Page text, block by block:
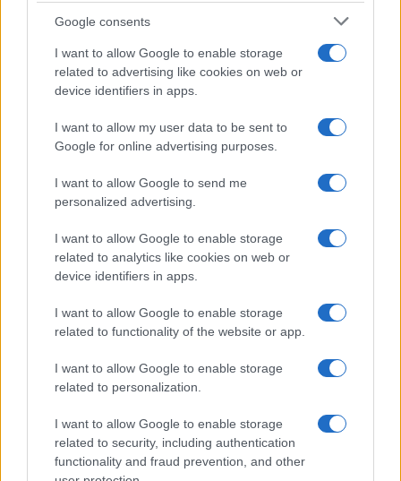
Google consents
I want to allow Google to enable storage
related to advertising like cookies on web or
device identifiers in apps.
I want to allow my user data to be sent to
Google for online advertising purposes.
I want to allow Google to send me
personalized advertising.
I want to allow Google to enable storage
related to analytics like cookies on web or
device identifiers in apps.
I want to allow Google to enable storage
related to functionality of the website or app.
I want to allow Google to enable storage
related to personalization.
I want to allow Google to enable storage
related to security, including authentication
functionality and fraud prevention, and other
appare come una coazione a ripetere che rinnega
Etichette e accuse si sostituiscono al dibattito, in
un teatrino satirico che riproduce uno schema
militanza ideologica.
Le polemiche che si rinnovano ogni anno
testimoniano una vocazione necrofila che alberga
in certi ambienti:un perpetuo agitare i
fantasmi del passato, una resistenza
permanente contro un nemico immaginario. È
l’espressione della difficoltà a confrontarsi con la
realtà del presente politico e sociale, prigionieri di
schemi mentali che evocano un tempo ormai
pragmatismo e responsabilità, l’evocazione
costante degli spettri del passato rischia di